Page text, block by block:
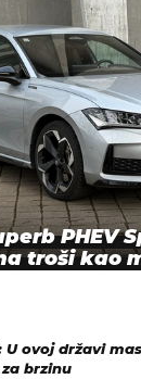
PHEV
troši kao
U ovoj državi
brzinu